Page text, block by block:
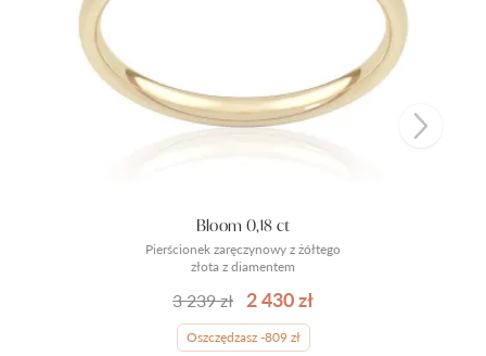
Pierścionek zaręczynowy z żółtego
złota z diamentem
Bloom 0,18 ct
3 239 zł 2 430 zł
Oszczędzasz -809 zł